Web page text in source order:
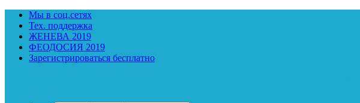
Мы в соц.сетях
Тех. поддержка
ЖЕНЕВА 2019
ФЕОДОСИЯ 2019
Зарегистрироваться бесплатно